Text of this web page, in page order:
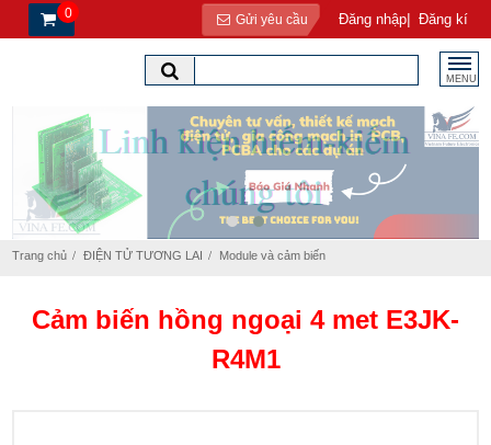
0 Gửi yêu cầu Đăng nhập| Đăng kí
MENU
Trang chủ ĐIỆN TỬ TƯƠNG LAI Module và cảm biến
Cảm biến hồng ngoại 4 met E3JK-
R4M1